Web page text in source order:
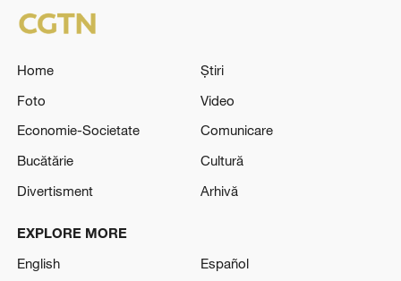
Home
Știri
Foto
Video
Economie-Societate
Comunicare
Bucătărie
Cultură
Divertisment
Arhivă
EXPLORE MORE
English
Español